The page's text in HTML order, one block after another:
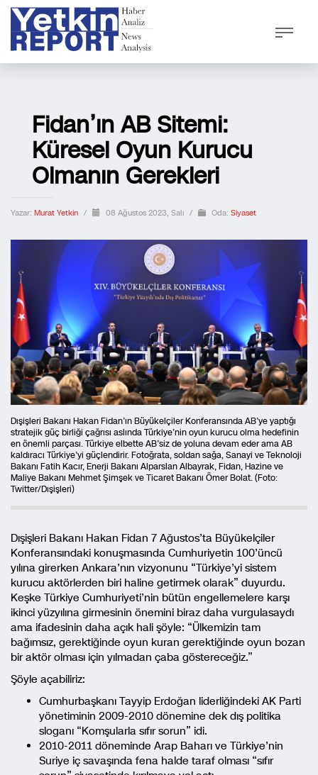
Fidan’ın AB Sitemi:
Küresel Oyun Kurucu
Olmanın Gerekleri
Yazar: Murat Yetkin / 08 Ağustos 2023, Salı / Oda: Siyaset
Dışişleri Bakanı Hakan Fidan’ın Büyükelçiler Konferansında AB’ye yaptığı
stratejik güç birliği çağrısı aslında Türkiye’nin oyun kurucu olma hedefinin
en önemli parçası. Türkiye elbette AB’siz de yoluna devam eder ama AB
kaldıracı Türkiye’yi güçlendirir. Fotoğrata, soldan sağa, Sanayi ve Teknoloji
Bakanı Fatih Kacır, Enerji Bakanı Alparslan Albayrak, Fidan, Hazine ve
Maliye Bakanı Mehmet Şimşek ve Ticaret Bakanı Ömer Bolat. (Foto:
Twitter/Dışişleri)
Dışişleri Bakanı Hakan Fidan 7 Ağustos’ta Büyükelçiler
Konferansındaki konuşmasında Cumhuriyetin 100’üncü
yılına girerken Ankara’nın vizyonunu “Türkiye’yi sistem
kurucu aktörlerden biri haline getirmek olarak” duyurdu.
Keşke Türkiye Cumhuriyeti’nin bütün engellemelere karşı
ikinci yüzyılına girmesinin önemini biraz daha vurgulasaydı
ama ifadesinin daha açık hali şöyle: “Ülkemizin tam
bağımsız, gerektiğinde oyun kuran gerektiğinde oyun bozan
bir aktör olması için yılmadan çaba göstereceğiz.”
Şöyle açabiliriz:
Cumhurbaşkanı Tayyip Erdoğan liderliğindeki AK Parti
yönetiminin 2009-2010 dönemine dek dış politika
sloganı “Komşularla sıfır sorun” idi.
2010-2011 döneminde Arap Baharı ve Türkiye’nin
Suriye iç savaşında fena halde taraf olması “sıfır